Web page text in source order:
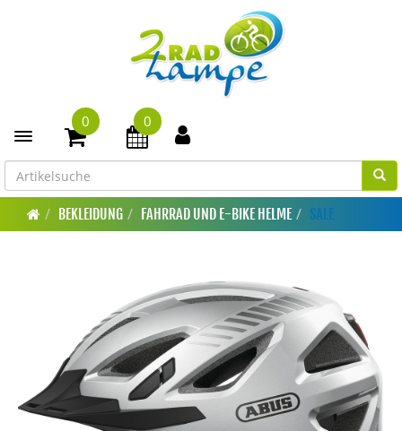
Toggle navigation
0 0
BEKLEIDUNG FAHRRAD UND E-BIKE HELME SALE